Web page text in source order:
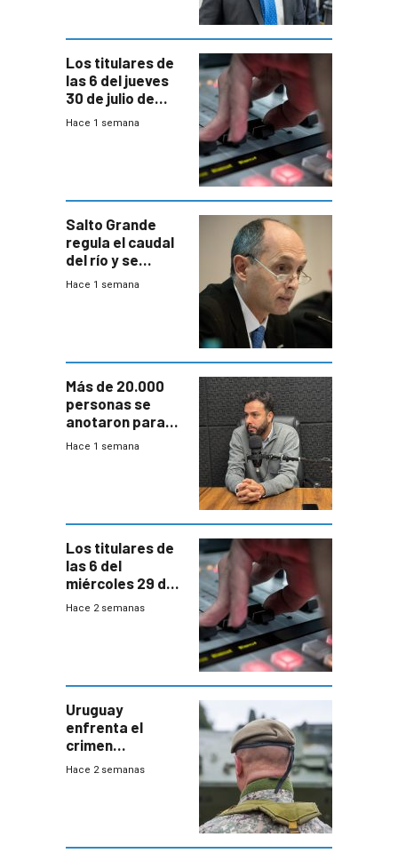
Los titulares de
las 6 del jueves
30 de julio de
2026
Hace 1 semana
Salto Grande
regula el caudal
del río y se
prepara para un
Hace 1 semana
Más de 20.000
personas se
anotaron para
las pruebas
Hace 1 semana
Los titulares de
las 6 del
miércoles 29 de
julio de 2026
Hace 2 semanas
Uruguay
enfrenta el
crimen
organizado con
Hace 2 semanas